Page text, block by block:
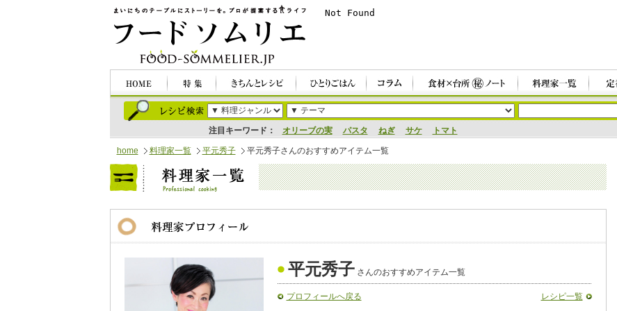
注目キーワード： オリーブの実 パスタ ねぎ サケ トマト
home 料理家一覧 平元秀子 平元秀子さんのおすすめアイテム一覧
平元秀子さんのおすすめアイテム一覧
プロフィールへ戻る レシピ一覧